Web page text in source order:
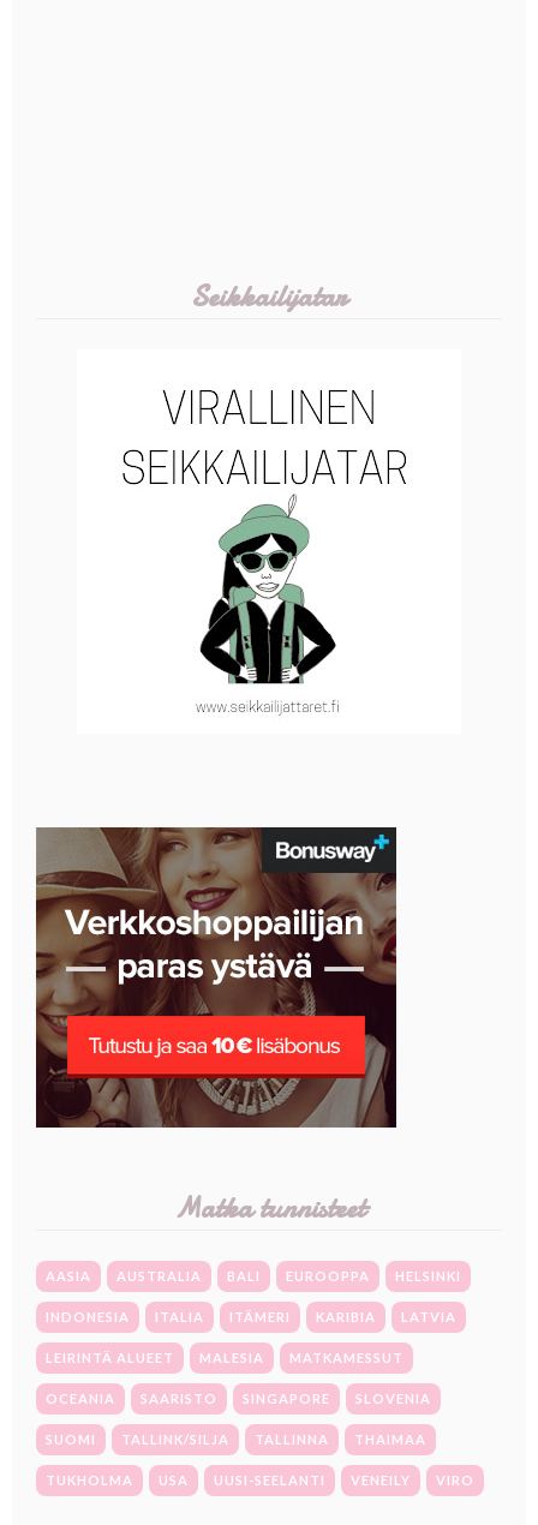
Seikkailijatar
Matka tunnisteet
AASIA AUSTRALIA BALI EUROOPPA HELSINKI
INDONESIA ITALIA ITÄMERI KARIBIA LATVIA
LEIRINTÄ ALUEET MALESIA MATKAMESSUT
OCEANIA SAARISTO SINGAPORE SLOVENIA
SUOMI TALLINK/SILJA TALLINNA THAIMAA
TUKHOLMA USA UUSI-SEELANTI VENEILY VIRO